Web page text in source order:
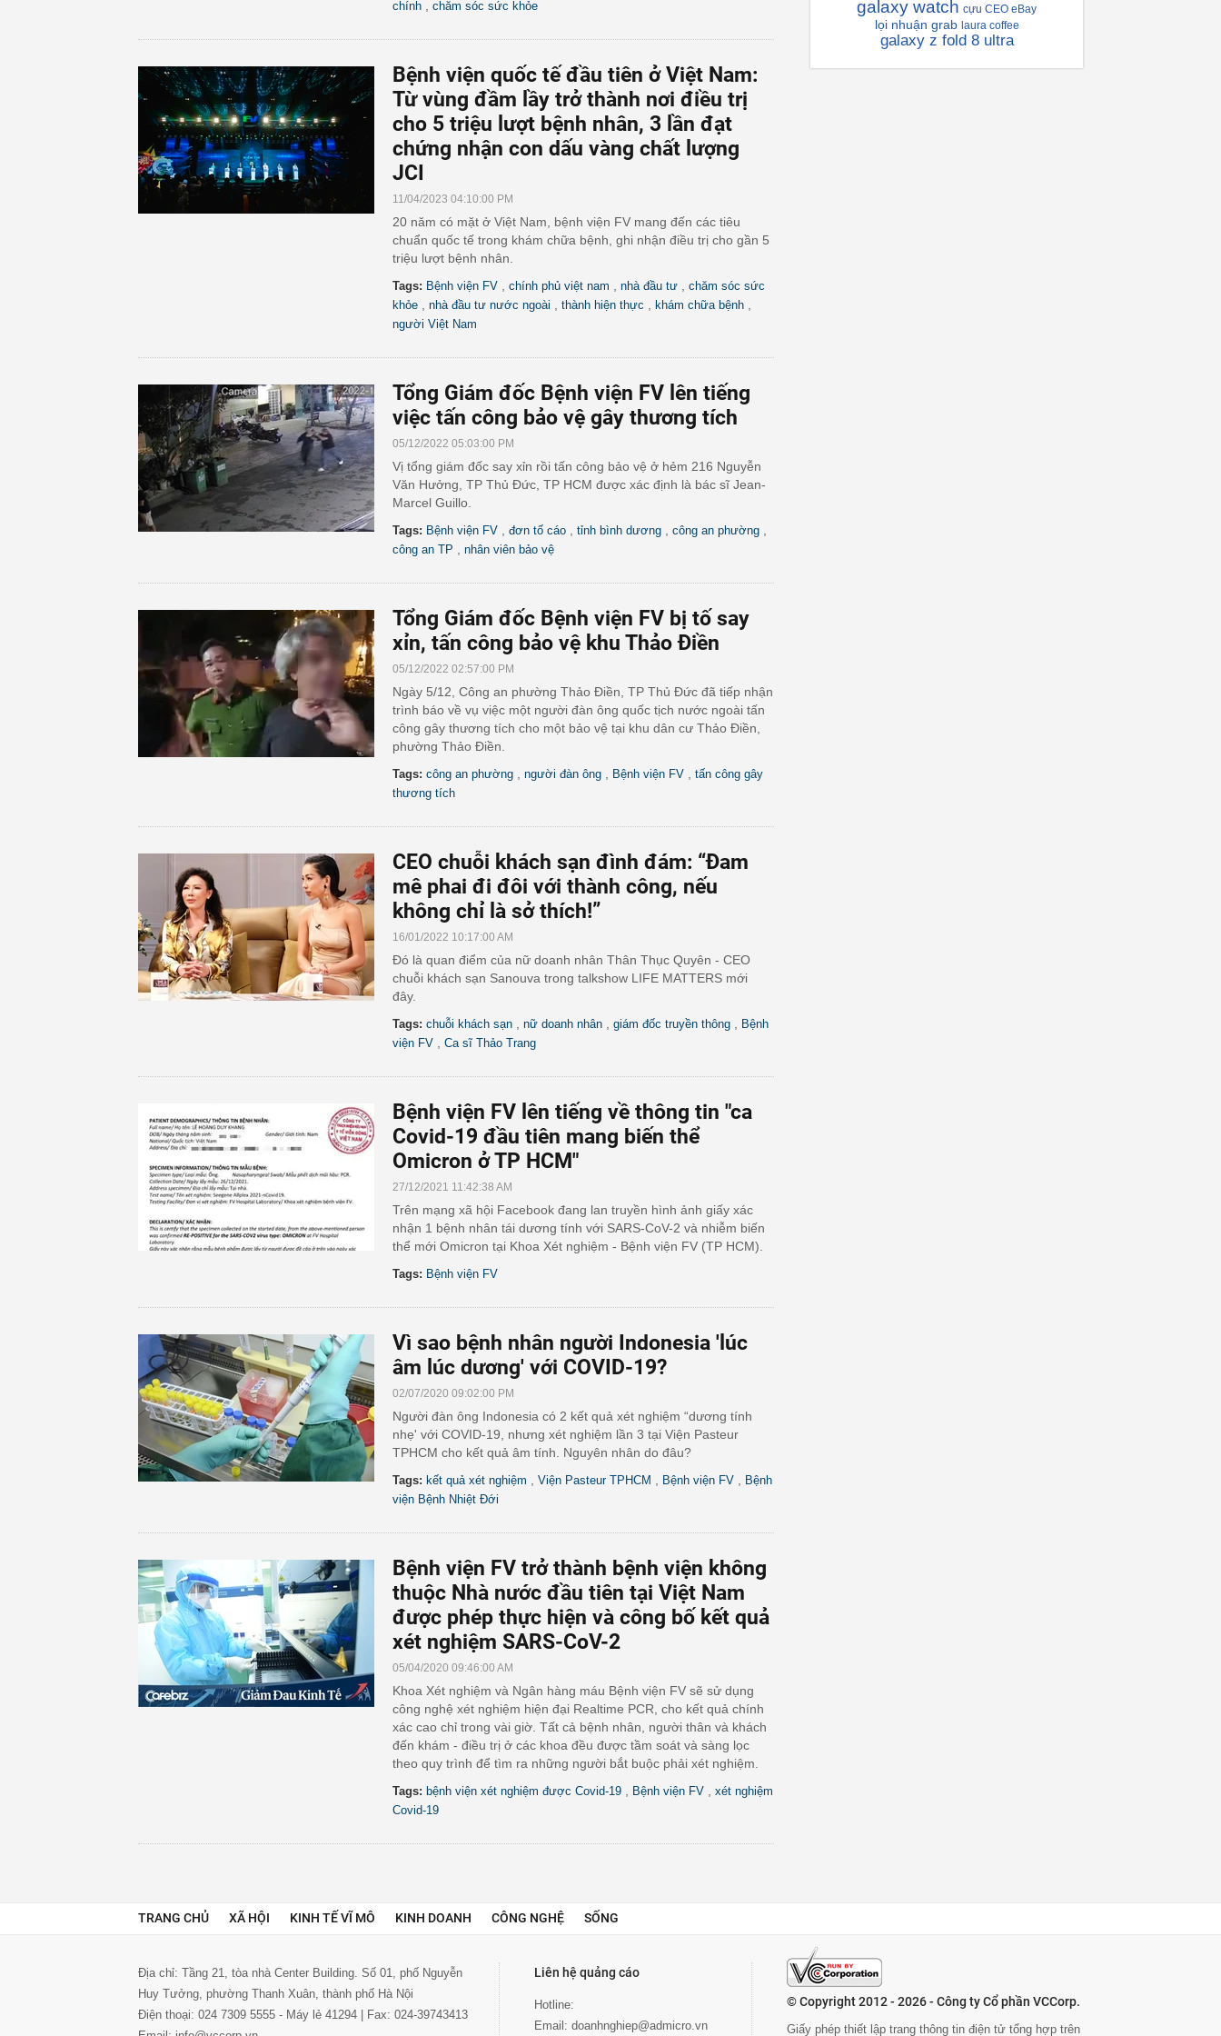
chính
chăm sóc sức khỏe
Bệnh viện quốc tế đầu tiên ở Việt Nam:
Từ vùng đầm lầy trở thành nơi điều trị
cho 5 triệu lượt bệnh nhân, 3 lần đạt
chứng nhận con dấu vàng chất lượng
JCI
11/04/2023 04:10:00 PM
20 năm có mặt ở Việt Nam, bệnh viện FV mang đến các tiêu
chuẩn quốc tế trong khám chữa bệnh, ghi nhận điều trị cho gần 5
triệu lượt bệnh nhân.
Tags: Bệnh viện FV chính phủ việt nam nhà đầu tư
chăm sóc sức
khỏe
nhà đầu tư nước ngoài thành hiện thực khám chữa bệnh
người Việt Nam
Tổng Giám đốc Bệnh viện FV lên tiếng
việc tấn công bảo vệ gây thương tích
05/12/2022 05:03:00 PM
Vị tổng giám đốc say xỉn rồi tấn công bảo vệ ở hẻm 216 Nguyễn
Văn Hưởng, TP Thủ Đức, TP HCM được xác định là bác sĩ Jean-
Marcel Guillo.
Tags: Bệnh viện FV đơn tố cáo tỉnh bình dương công an phường
công an TP nhân viên bảo vệ
Tổng Giám đốc Bệnh viện FV bị tố say
xỉn, tấn công bảo vệ khu Thảo Điền
05/12/2022 02:57:00 PM
Ngày 5/12, Công an phường Thảo Điền, TP Thủ Đức đã tiếp nhận
trình báo về vụ việc một người đàn ông quốc tịch nước ngoài tấn
công gây thương tích cho một bảo vệ tại khu dân cư Thảo Điền,
phường Thảo Điền.
Tags: công an phường người đàn ông Bệnh viện FV
tấn công gây
thương tích
CEO chuỗi khách sạn đình đám: “Đam
mê phai đi đôi với thành công, nếu
không chỉ là sở thích!”
16/01/2022 10:17:00 AM
Đó là quan điểm của nữ doanh nhân Thân Thục Quyên - CEO
chuỗi khách sạn Sanouva trong talkshow LIFE MATTERS mới
đây.
Tags: chuỗi khách sạn nữ doanh nhân giám đốc truyền thông
Bệnh
viện FV
Ca sĩ Thảo Trang
Bệnh viện FV lên tiếng về thông tin "ca
Covid-19 đầu tiên mang biến thể
Omicron ở TP HCM"
27/12/2021 11:42:38 AM
Trên mạng xã hội Facebook đang lan truyền hình ảnh giấy xác
nhận 1 bệnh nhân tái dương tính với SARS-CoV-2 và nhiễm biến
thể mới Omicron tại Khoa Xét nghiệm - Bệnh viện FV (TP HCM).
Tags: Bệnh viện FV
Vì sao bệnh nhân người Indonesia 'lúc
âm lúc dương' với COVID-19?
02/07/2020 09:02:00 PM
Người đàn ông Indonesia có 2 kết quả xét nghiệm “dương tính
nhẹ' với COVID-19, nhưng xét nghiệm lần 3 tại Viện Pasteur
TPHCM cho kết quả âm tính. Nguyên nhân do đâu?
Tags: kết quả xét nghiệm Viện Pasteur TPHCM Bệnh viện FV
Bệnh
viện Bệnh Nhiệt Đới
Bệnh viện FV trở thành bệnh viện không
thuộc Nhà nước đầu tiên tại Việt Nam
được phép thực hiện và công bố kết quả
xét nghiệm SARS-CoV-2
05/04/2020 09:46:00 AM
Khoa Xét nghiệm và Ngân hàng máu Bệnh viện FV sẽ sử dụng
công nghệ xét nghiệm hiện đại Realtime PCR, cho kết quả chính
xác cao chỉ trong vài giờ. Tất cả bệnh nhân, người thân và khách
đến khám - điều trị ở các khoa đều được tầm soát và sàng lọc
theo quy trình để tìm ra những người bắt buộc phải xét nghiệm.
Tags: bệnh viện xét nghiệm được Covid-19 Bệnh viện FV
xét nghiệm
Covid-19
galaxy watch cựu CEO eBay
lọi nhuận grab laura coffee
galaxy z fold 8 ultra
TRANG CHỦ XÃ HỘI KINH TẾ VĨ MÔ KINH DOANH CÔNG NGHỆ SỐNG
Địa chỉ: Tầng 21, tòa nhà Center Building. Số 01, phố Nguyễn
Huy Tưởng, phường Thanh Xuân, thành phố Hà Nội
Điện thoại: 024 7309 5555 - Máy lẻ 41294 | Fax: 024-39743413
Liên hệ quảng cáo
Hotline:
Email: doanhnghiep@admicro.vn
© Copyright 2012 - 2026 - Công ty Cổ phần VCCorp.
Giấy phép thiết lập trang thông tin điện tử tổng hợp trên